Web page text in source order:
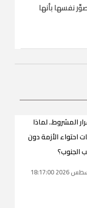
نفسها بأنها
المشروط.. لماذا
احتواء الأزمة دون
الجنوب؟